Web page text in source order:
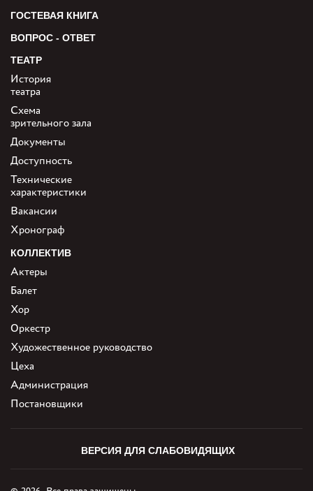
ГОСТЕВАЯ КНИГА
ВОПРОС - ОТВЕТ
ТЕАТР
История
театра
Схема
зрительного зала
Документы
Доступность
Технические
характеристики
Вакансии
Хронограф
КОЛЛЕКТИВ
Актеры
Балет
Хор
Оркестр
Художественное руководство
Цеха
Администрация
Постановщики
ВЕРСИЯ ДЛЯ СЛАБОВИДЯЩИХ